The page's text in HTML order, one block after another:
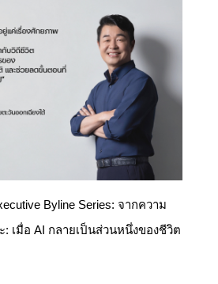
Byline Series: จากความ
เมื่อ AI กลายเป็นส่วนหนึ่งของชีวิต